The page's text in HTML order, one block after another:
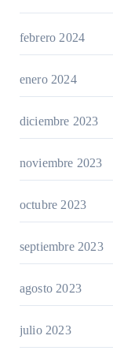
febrero 2024
enero 2024
diciembre 2023
noviembre 2023
octubre 2023
septiembre 2023
agosto 2023
julio 2023